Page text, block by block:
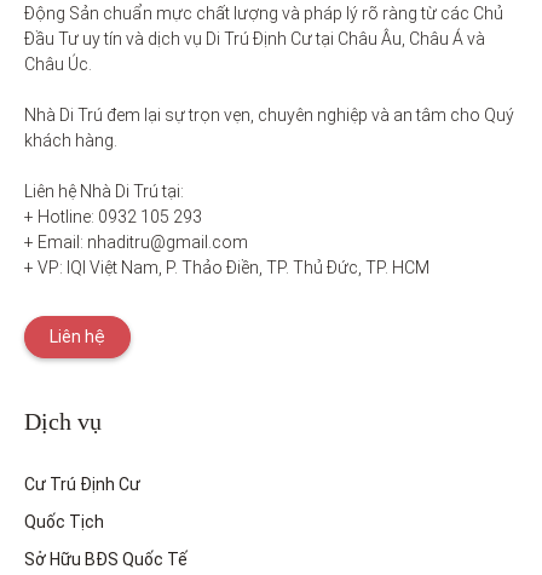
Động Sản chuẩn mực chất lượng và pháp lý rõ ràng từ các Chủ
Đầu Tư uy tín và dịch vụ Di Trú Định Cư tại Châu Âu, Châu Á và
Châu Úc.
Nhà Di Trú đem lại sự trọn vẹn, chuyên nghiệp và an tâm cho Quý
khách hàng.
Liên hệ Nhà Di Trú tại:
+ Hotline: 0932 105 293
+ Email: nhaditru@gmail.com
+ VP: IQI Việt Nam, P. Thảo Điền, TP. Thủ Đức, TP. HCM
Liên hệ
Dịch vụ
Cư Trú Định Cư
Quốc Tịch
Sở Hữu BĐS Quốc Tế